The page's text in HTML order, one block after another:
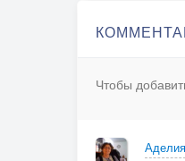
То
Станет
Чтобы
Аделия